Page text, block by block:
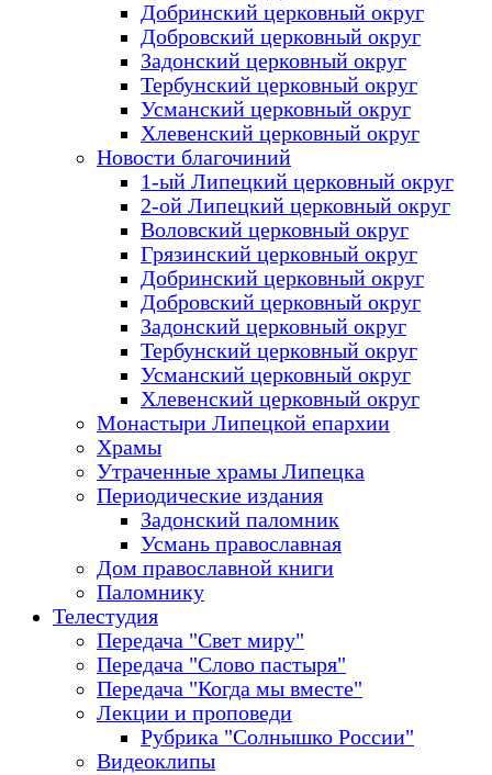
Добринский церковный округ
Добровский церковный округ
Задонский церковный округ
Тербунский церковный округ
Усманский церковный округ
Хлевенский церковный округ
Новости благочиний
1-ый Липецкий церковный округ
2-ой Липецкий церковный округ
Воловский церковный округ
Грязинский церковный округ
Добринский церковный округ
Добровский церковный округ
Задонский церковный округ
Тербунский церковный округ
Усманский церковный округ
Хлевенский церковный округ
Монастыри Липецкой епархии
Храмы
Утраченные храмы Липецка
Периодические издания
Задонский паломник
Усмань православная
Дом православной книги
Паломнику
Телестудия
Передача "Свет миру"
Передача "Слово пастыря"
Передача "Когда мы вместе"
Лекции и проповеди
Рубрика "Солнышко России"
Видеоклипы